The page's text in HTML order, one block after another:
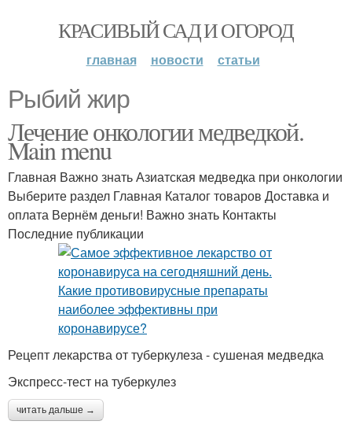
КРАСИВЫЙ САД И ОГОРОД
главная новости статьи
Рыбий жир
Лечение онкологии медведкой.
Main menu
Главная Важно знать Азиатская медведка при онкологии
Выберите раздел Главная Каталог товаров Доставка и
оплата Вернём деньги! Важно знать Контакты
Последние публикации
Рецепт лекарства от туберкулеза - сушеная медведка
Экспресс-тест на туберкулез
читать дальше →